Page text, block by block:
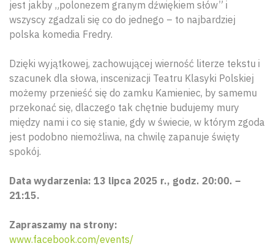
jest jakby „polonezem granym dźwiękiem słów” i
wszyscy zgadzali się co do jednego – to najbardziej
polska komedia Fredry.
Dzięki wyjątkowej, zachowującej wierność literze tekstu i
szacunek dla słowa, inscenizacji Teatru Klasyki Polskiej
możemy przenieść się do zamku Kamieniec, by samemu
przekonać się, dlaczego tak chętnie budujemy mury
między nami i co się stanie, gdy w świecie, w którym zgoda
jest podobno niemożliwa, na chwilę zapanuje święty
spokój.
Data wydarzenia: 13 lipca 2025 r., godz. 20:00. –
21:15.
Zapraszamy na strony:
www.facebook.com/events/